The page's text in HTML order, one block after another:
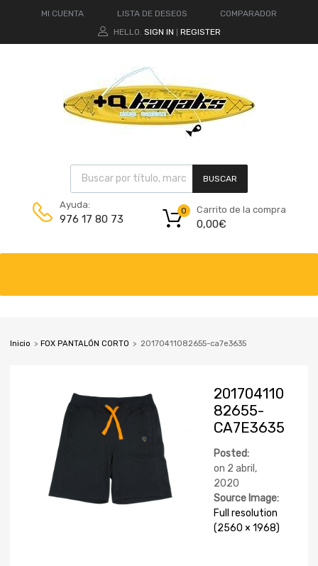
MI CUENTA LISTA DE DESEOS
COMPARADOR
HELLO. SIGN IN REGISTER
BUSCAR
Ayuda:
976 17 80 73
Carrito de la compra
0,00€
0
Inicio > FOX PANTALÓN CORTO > 20170411082655-ca7e3635
201704110
82655-
CA7E3635
Posted:
on 2 abril,
2020
Source Image:
Full resolution
(2560 × 1968)